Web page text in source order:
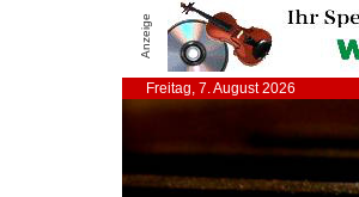
Anzeige
Freitag, 7. August 2026